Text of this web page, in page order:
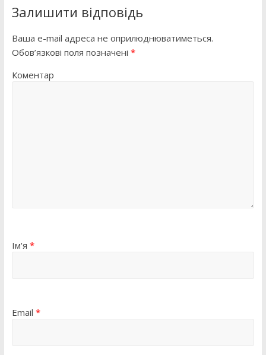
Залишити відповідь
Ваша e-mail адреса не оприлюднюватиметься.
Обов’язкові поля позначені *
Коментар
Ім'я *
Email *